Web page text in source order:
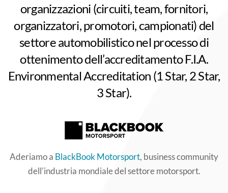
organizzazioni (circuiti, team, fornitori,
organizzatori, promotori, campionati) del
settore automobilistico nel processo di
ottenimento dell’accreditamento F.I.A.
Environmental Accreditation (1 Star, 2 Star,
3 Star).
Aderiamo a BlackBook Motorsport, business community
dell'industria mondiale del settore motorsport.